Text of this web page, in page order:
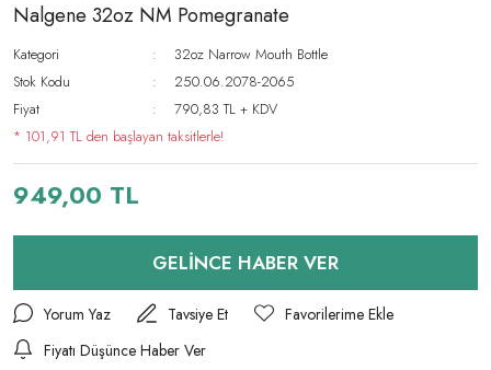
Nalgene 32oz NM Pomegranate
Kategori
32oz Narrow Mouth Bottle
Stok Kodu
250.06.2078-2065
Fiyat
790,83 TL + KDV
* 101,91 TL den başlayan taksitlerle!
949,00 TL
GELİNCE HABER VER
Yorum Yaz
Tavsiye Et
Fiyatı Düşünce Haber Ver